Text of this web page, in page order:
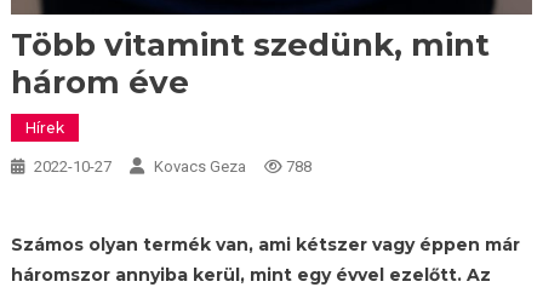
Több vitamint szedünk, mint
három éve
Hírek
2022-10-27 Kovacs Geza 788
Számos olyan termék van, ami kétszer vagy éppen már
háromszor annyiba kerül, mint egy évvel ezelőtt. Az